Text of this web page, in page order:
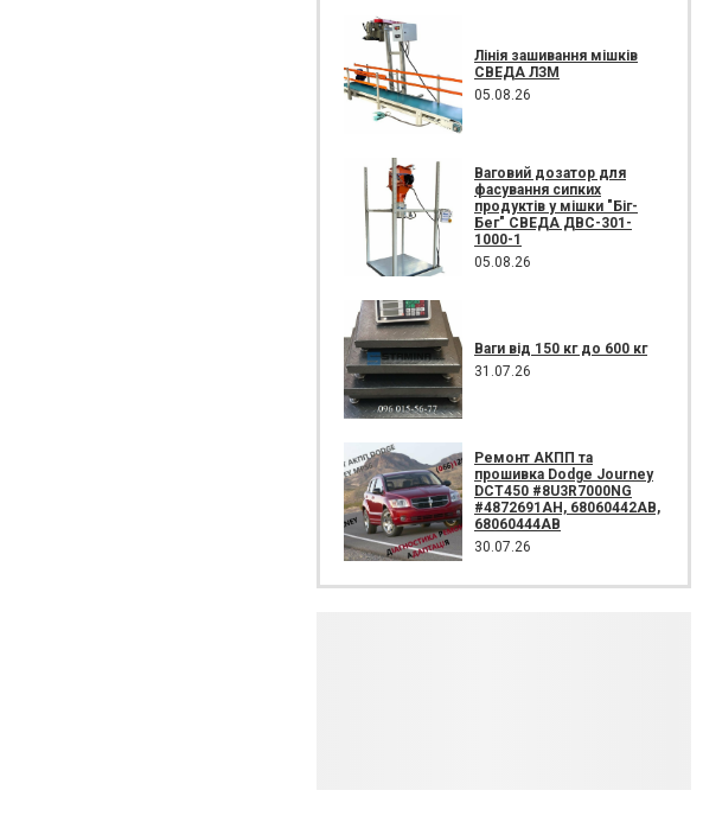
Лінія зашивання мішків
СВЕДА ЛЗМ
05.08.26
Ваговий дозатор для
фасування сипких
продуктів у мішки "Біг-
Бег" СВЕДА ДВС-301-
1000-1
05.08.26
Ваги від 150 кг до 600 кг
31.07.26
Ремонт АКПП та
прошивка Dodge Journey
DCT450 #8U3R7000NG
#4872691AH, 68060442AB,
68060444AB
30.07.26